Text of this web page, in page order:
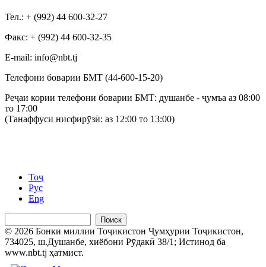
Тел.: + (992) 44 600-32-27
Факс: + (992) 44 600-32-35
Е-mail: info@nbt.tj
Телефони боварии БМТ (44-600-15-20)
Реҷаи кории телефони боварии БМТ: душанбе - ҷумъа аз 08:00
то 17:00
(Танаффуси нисфирӯзӣ: аз 12:00 то 13:00)
Тоҷ
Рус
Eng
Поиск
© 2026 Бонки миллии Тоҷикистон Ҷумҳурии Тоҷикистон,
734025, ш.Душанбе, хиёбони Рӯдакӣ 38/1; Истинод ба
www.nbt.tj ҳатмист.